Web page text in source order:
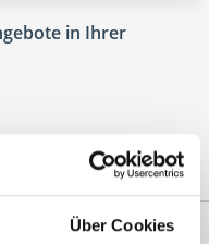
Über Cookies
in Ihrer